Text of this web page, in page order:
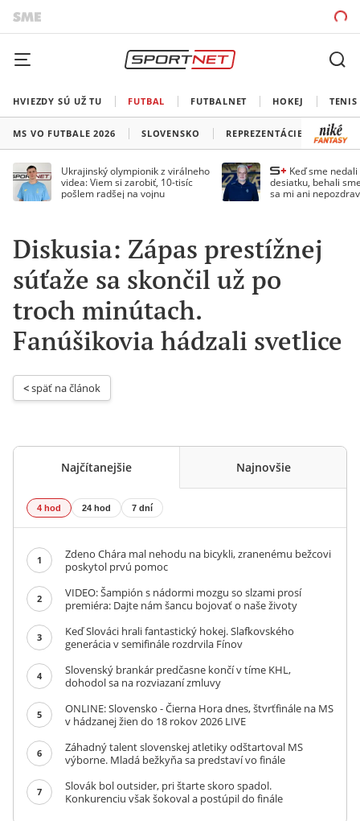
HVIEZDY SÚ UŽ TU FUTBAL FUTBALNET HOKEJ TENIS
MS VO FUTBALE 2026 SLOVENSKO REPREZENTÁCIE LIGA
Ukrajinský olympionik z virálneho
videa: Viem si zarobiť, 10-tisíc
pošlem radšej na vojnu
Keď sme
desiatku, behali
sa mi ani
Diskusia: Zápas prestížnej
súťaže sa skončil už po
troch minútach.
Fanúšikovia hádzali svetlice
< späť na článok
Najčítanejšie Najnovšie
4 hod 24 hod 7 dní
1
Zdeno Chára mal nehodu na bicykli, zranenému bežcovi
poskytol prvú pomoc
2
VIDEO: Šampión s nádormi mozgu so slzami prosí
premiéra: Dajte nám šancu bojovať o naše životy
3
Keď Slováci hrali fantastický hokej. Slafkovského
generácia v semifinále rozdrvila Fínov
4
Slovenský brankár predčasne končí v tíme KHL,
dohodol sa na rozviazaní zmluvy
5
ONLINE: Slovensko - Čierna Hora dnes, štvrťfinále na MS
v hádzanej žien do 18 rokov 2026 LIVE
6
Záhadný talent slovenskej atletiky odštartoval MS
výborne. Mladá bežkyňa sa predstaví vo finále
7
Slovák bol outsider, pri štarte skoro spadol.
Konkurenciu však šokoval a postúpil do finále